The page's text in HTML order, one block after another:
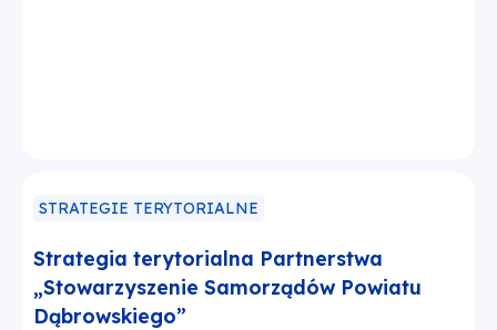
STRATEGIE TERYTORIALNE
Strategia terytorialna Partnerstwa
„Stowarzyszenie Samorządów Powiatu
Dąbrowskiego”